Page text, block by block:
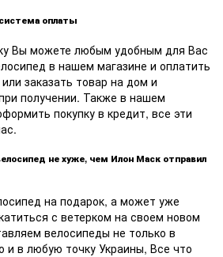
оплаты
Вы можете любым удобным для Вас
в нашем магазине и оплатить
заказать товар на дом и
получении. Также в нашем
покупку в кредит, все эти
не хуже, чем Илон Маск отправил
на подарок, а может уже
с ветерком на своем новом
велосипеды не только в
и в любую точку Украины, Все что